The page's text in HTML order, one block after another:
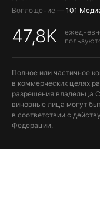
Воплощение — 101
47,8K
Полное или частичное
в коммерческих целях
разрешения владельца
виновные лица могут
в соответствии с
Федерации.